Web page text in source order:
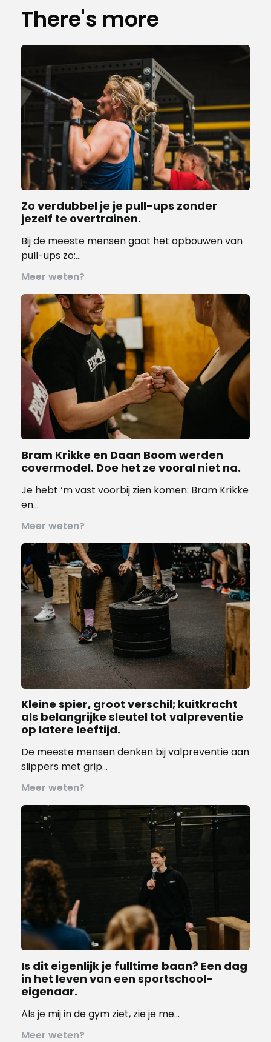
There's more
Zo verdubbel je je pull-ups zonder
jezelf te overtrainen.
Bij de meeste mensen gaat het opbouwen van
pull-ups zo:…
Meer weten?
Bram Krikke en Daan Boom werden
covermodel. Doe het ze vooral niet na.
Je hebt ‘m vast voorbij zien komen: Bram Krikke
en…
Meer weten?
Kleine spier, groot verschil; kuitkracht
als belangrijke sleutel tot valpreventie
op latere leeftijd.
De meeste mensen denken bij valpreventie aan
slippers met grip…
Meer weten?
Is dit eigenlijk je fulltime baan? ­­­Een dag
in het leven van een sportschool-
eigenaar.
Als je mij in de gym ziet, zie je me…
Meer weten?